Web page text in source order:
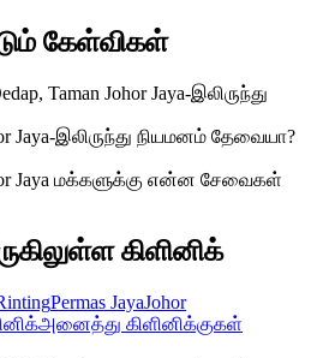
கேள்விகள்
Taman Johor Jaya-இலிருந்து
Jaya-இலிருந்து நியமனம் தேவையா?
Jaya மக்களுக்கு என்ன சேவைகள்
கிளினிக்
Permas JayaJohor
அனைத்து கிளினிக்குகள்